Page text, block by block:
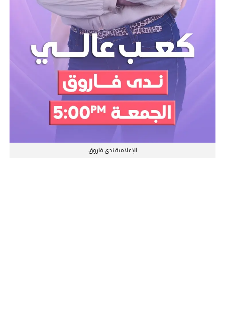
الإعلامية ندى فاروق